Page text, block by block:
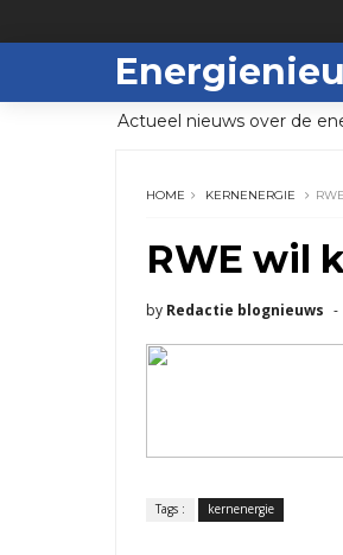
Actueel nieuws over de
HOME KERNENERGIE
RWE wil
by Redactie blognieuws
Tags : kernenergie